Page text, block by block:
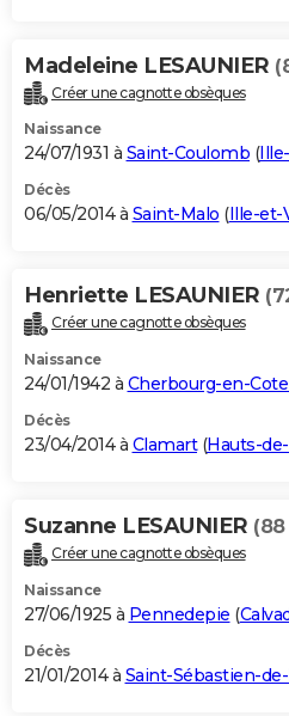
Madeleine LESAUNIER
Créer une cagnotte obsèques
Naissance
24/07/1931 à Saint-Coulomb (
Décès
06/05/2014 à Saint-Malo (Ille-et-
Henriette LESAUNIER
Créer une cagnotte obsèques
Naissance
24/01/1942 à Cherbourg-en-
Décès
23/04/2014 à Clamart(Hauts-
Suzanne LESAUNIER (88
Créer une cagnotte obsèques
Naissance
27/06/1925 à Pennedepie (
Décès
21/01/2014 à Saint-Sébastien-